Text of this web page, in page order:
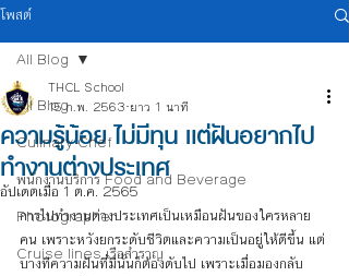
โพสต์
All Blog
Culinary Chef
พนักงานบริการ Food and Beverage
Photographer
Cruise lines เรือสำราญ
All Blog
ความรู้น้อย ไม่มีทุน แต่ฝันอยากไป
ทำงานต่างประเทศ
THCL School
15 ก.พ. 2563 ยาว 1 นาที
อัปเดตเมื่อ 1 ต.ค. 2565
การไปทำงานต่างประเทศเป็นเหมือนฝันของใครหลาย
คน เพราะหวังยกระดับชีวิตและความเป็นอยู่ให้ดีขึ้น แต่
บางทีความฝันที่มีนั้นก็ต้องดับไป เพราะเมื่อมองกลับ